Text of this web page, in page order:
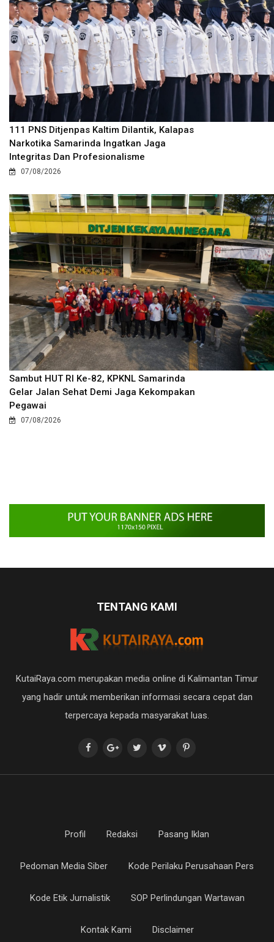
111 PNS Ditjenpas Kaltim Dilantik, Kalapas
Narkotika Samarinda Ingatkan Jaga
Integritas Dan Profesionalisme
07/08/2026
Sambut HUT RI Ke-82, KPKNL Samarinda
Gelar Jalan Sehat Demi Jaga Kekompakan
Pegawai
07/08/2026
TENTANG KAMI
KutaiRaya.com merupakan media online di Kalimantan Timur
yang hadir untuk memberikan informasi secara cepat dan
terpercaya kepada masyarakat luas.
Profil Redaksi Pasang Iklan
Pedoman Media Siber Kode Perilaku Perusahaan Pers
Kode Etik Jurnalistik SOP Perlindungan Wartawan
Kontak Kami Disclaimer